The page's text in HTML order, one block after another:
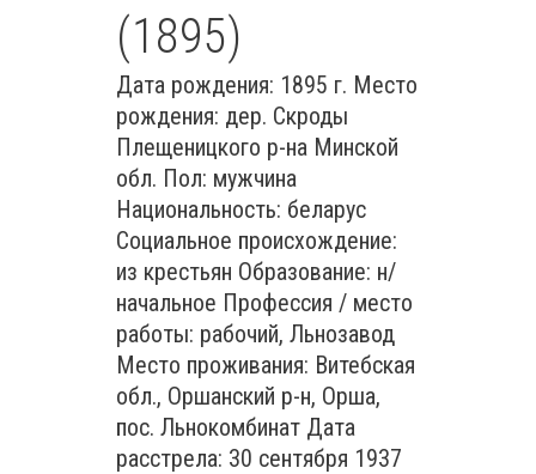
(1895)
Дата рождения: 1895 г. Место
рождения: дер. Скроды
Плещеницкого р-на Минской
обл. Пол: мужчина
Национальность: беларус
Социальное происхождение:
из крестьян Образование: н/
начальное Профессия / место
работы: рабочий, Льнозавод
Место проживания: Витебская
обл., Оршанский р-н, Орша,
пос. Льнокомбинат Дата
расстрела: 30 сентября 1937